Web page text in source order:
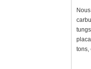
tons,